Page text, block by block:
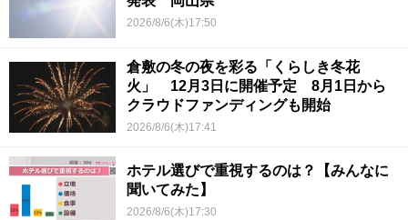
2026/8/6(木)17:50
倉敷の冬の夜を彩る「くらしき冬花
火」 12月3日に開催予定 8月1日から
クラウドファンディングも開始
2026/8/6(木)17:41
ホテル選びで重視するのは？【みんなに
聞いてみた】
2026/8/6(木)17:30